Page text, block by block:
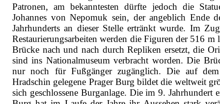
Patronen, am bekanntesten dürfte jedoch die
Johannes von Nepomuk sein, der angeblich Ende
Jahrhunderts an dieser Stelle ertränkt wurde. Im
Restaurierungsarbeiten werden die Figuren der 516 m
Brücke nach und nach durch Repliken ersetzt, die
sind ins Nationalmuseum verbracht worden. Die
nur noch für Fußgänger zugänglich. Die auf
Hradschin gelegene Prager Burg bildet die weltweit
sich geschlossene Burganlage. Die im 9. Jahrhundert